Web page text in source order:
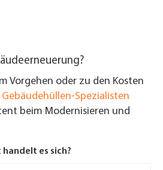
Vorgehen oder zu den Kosten
Gebäudehüllen-Spezialisten
beim Modernisieren und
es sich?